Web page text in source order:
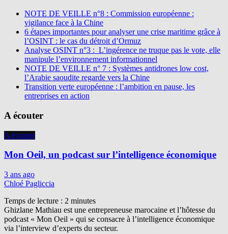
NOTE DE VEILLE n°8 : Commission européenne :
vigilance face à la Chine
6 étapes importantes pour analyser une crise maritime grâce à
l’OSINT : le cas du détroit d’Ormuz
Analyse OSINT n°3 : L’ingérence ne truque pas le vote, elle
manipule l’environnement informationnel
NOTE DE VEILLE n° 7 : Systèmes antidrones low cost,
l’Arabie saoudite regarde vers la Chine
Transition verte européenne : l’ambition en pause, les
entreprises en action
A écouter
A écouter
Mon Oeil, un podcast sur l’intelligence économique
3 ans ago
Chloé Pagliccia
Temps de lecture : 2 minutes
Ghizlane Mathiau est une entrepreneuse marocaine et l’hôtesse du
podcast « Mon Oeil » qui se consacre à l’intelligence économique
via l’interview d’experts du secteur.